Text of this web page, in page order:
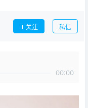
关注 私信
00:00